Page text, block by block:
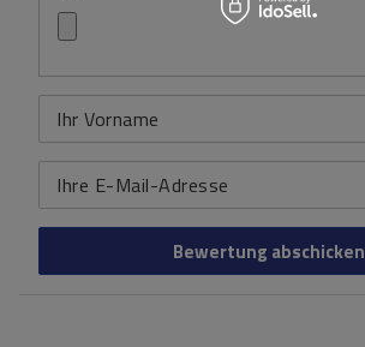
Ihr Vorname
Ihre E-Mail-Adresse
Bewertung abschicken